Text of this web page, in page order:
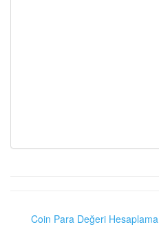
Coin Para Değeri Hesaplama